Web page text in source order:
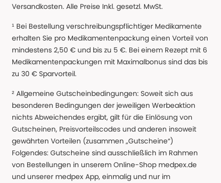
Versandkosten. Alle Preise Inkl. gesetzl. MwSt.
¹ Bei Bestellung verschreibungspflichtiger Medikamente
erhalten Sie pro Medikamentenpackung einen Vorteil von
mindestens 2,50 € und bis zu 5 €. Bei einem Rezept mit 6
Medikamentenpackungen mit Maximalbonus sind das bis
zu 30 € Sparvorteil.
² Allgemeine Gutscheinbedingungen: Soweit sich aus
besonderen Bedingungen der jeweiligen Werbeaktion
nichts Abweichendes ergibt, gilt für die Einlösung von
Gutscheinen, Preisvorteilscodes und anderen insoweit
gewährten Vorteilen (zusammen „Gutscheine“)
Folgendes: Gutscheine sind ausschließlich im Rahmen
von Bestellungen in unserem Online-Shop medpex.de
und unserer medpex App, einmalig und nur im